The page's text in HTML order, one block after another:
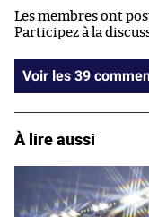
Les membres ont
Participez à la
Voir les 39
À lire aussi